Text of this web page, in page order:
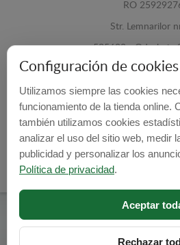
RO
Str. Lemnarilor
535600 - Odorheiu
Harghita,
E-mail:
Site:
Cubre Carter -©
Configuración de cookies
Utilizamos siempre las cookies
funcionamiento de la tienda online.
también utilizamos cookies
analizar el uso del sitio web, medir
publicidad y personalizar los
Política de privacidad.
Aceptar
Rechazar